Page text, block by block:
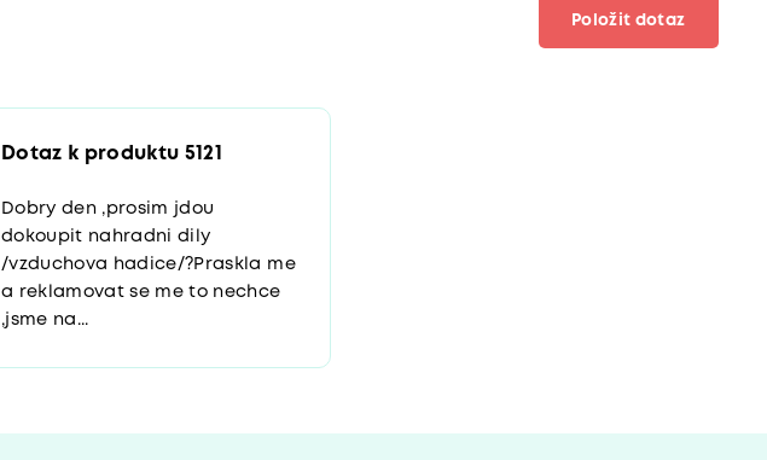
Položit dotaz
Dotaz k produktu 5121
Dobry den ,prosim jdou
dokoupit nahradni dily
/vzduchova hadice/?Praskla me
a reklamovat se me to nechce
,jsme na...